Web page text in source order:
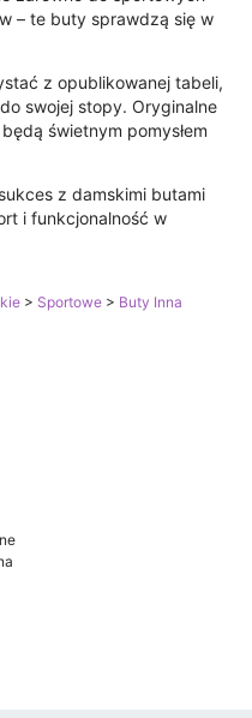
– te buty sprawdzą się w
z opublikowanej tabeli,
swojej stopy. Oryginalne
świetnym pomysłem
z damskimi butami
i funkcjonalność w
> Sportowe > Buty Inna